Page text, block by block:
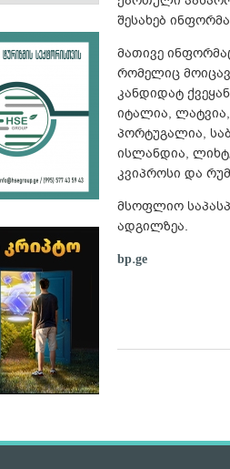
შესახებ
მათივე
რომელიც
კანდიდატ
იტალია,
პორტუგალია,
ისლანდია,
კვიპროსი და
მსოფლიო
ადგილზეა.
bp.ge